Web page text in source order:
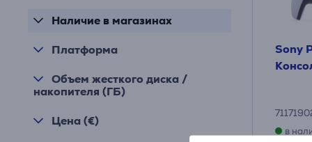
Наличие в магазинах
Платформа
накопителя (ГБ)
Цена (€)
Sony
в